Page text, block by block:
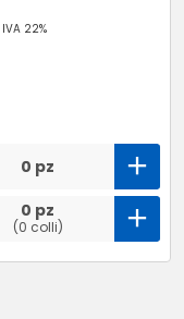
IVA 22%
0 pz
0 pz
(0 colli)